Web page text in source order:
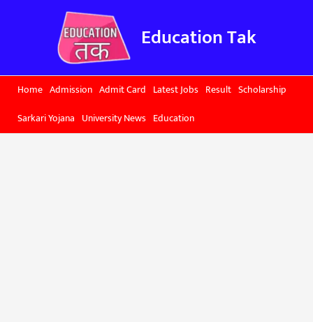
Education Tak
Home Admission Admit Card Latest Jobs Result Scholarship
Sarkari Yojana University News Education